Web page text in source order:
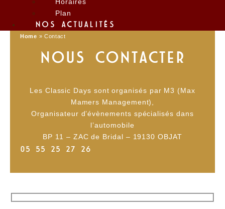
Plan
NOS ACTUALITÉS
Home » Contact
NOUS CONTACTER
Les Classic Days sont organisés par M3 (Max
Mamers Management),
Organisateur d’évènements spécialisés dans
l’automobile
BP 11 – ZAC de Bridal – 19130 OBJAT
05 55 25 27 26